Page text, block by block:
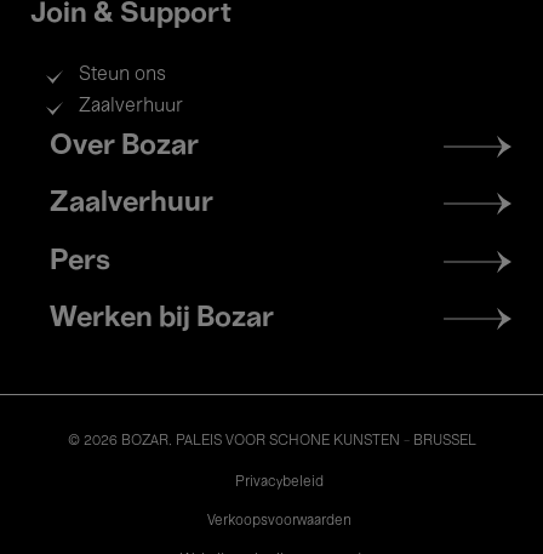
Join & Support
Steun ons
Zaalverhuur
Footer
menu
Over Bozar
Zaalverhuur
Pers
Werken bij Bozar
© 2026 BOZAR. PALEIS VOOR SCHONE KUNSTEN - BRUSSEL
Privacybeleid
Verkoopsvoorwaarden